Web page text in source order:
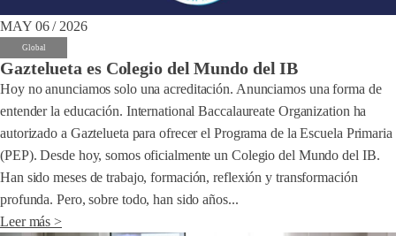
MAY 06 / 2026
Global
Gaztelueta es Colegio del Mundo del IB
Hoy no anunciamos solo una acreditación. Anunciamos una forma de
entender la educación. International Baccalaureate Organization ha
autorizado a Gaztelueta para ofrecer el Programa de la Escuela Primaria
(PEP). Desde hoy, somos oficialmente un Colegio del Mundo del IB.
Han sido meses de trabajo, formación, reflexión y transformación
profunda. Pero, sobre todo, han sido años...
Leer más >